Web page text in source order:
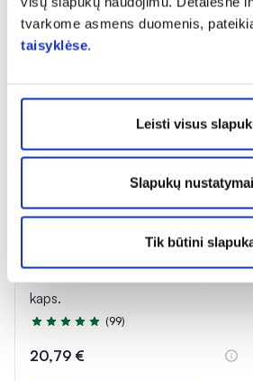
tvarkome asmens duomenis,
taisyklėse.
Leisti visus
Slapukų nustatymai
Tik būtini
kaps.
Įvertinimas 4.9 iš 5
(99)
20,79 €